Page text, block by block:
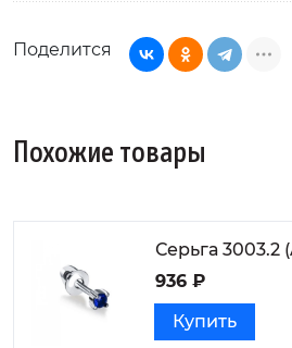
Поделится
Похожие товары
Серьга 3003.2
936 ₽
Купить